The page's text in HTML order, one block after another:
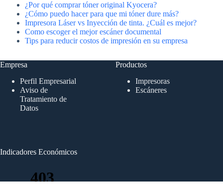
¿Por qué comprar tóner original Kyocera?
¿Cómo puedo hacer para que mi tóner dure más?
Impresora Láser vs Inyección de tinta. ¿Cuál es mejor?
Como escoger el mejor escáner documental
Tips para reducir costos de impresión en su empresa
Empresa
Perfil Empresarial
Aviso de
Tratamiento de
Datos
Productos
Impresoras
Escáneres
Indicadores Económicos